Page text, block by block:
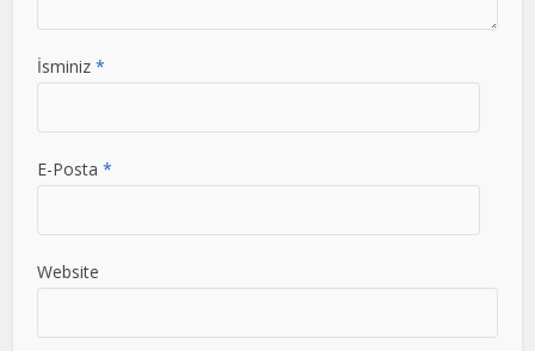
İsminiz *
E-Posta *
Website